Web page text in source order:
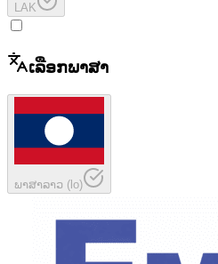
LAK
ເລືອກພາສາ
ພາສາລາວ (lo)